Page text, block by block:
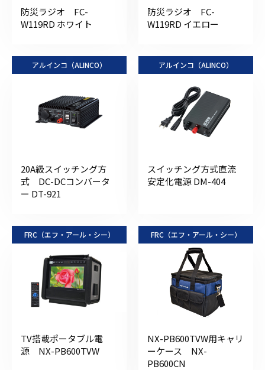
防災ラジオ FC-
W119RD ホワイト
防災ラジオ FC-
W119RD イエロー
アルインコ（ALINCO）
20A級スイッチング方
式 DC-DCコンバータ
ー DT-921
アルインコ（ALINCO）
スイッチング方式直流
安定化電源 DM-404
FRC（エフ・アール・シー）
TV搭載ポータブル電
源 NX-PB600TVW
FRC（エフ・アール・シー）
NX-PB600TVW用キャリ
ーケース NX-
PB600CN